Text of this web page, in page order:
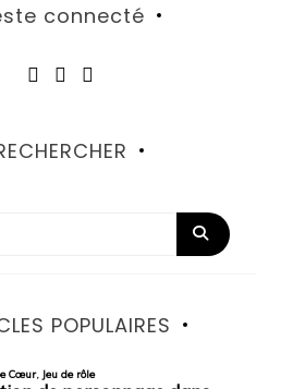
connecté
POPULAIRES